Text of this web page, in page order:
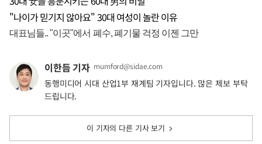
"나이가 믿기지 않아요" 30대 여성이 놀란 이유
이한듬 기자 mumford@sidae.com
동행미디어 시대 산업1부 재계팀 기자입니다. 많은 제보 부탁
드립니다.
이 기자의 다른 기사 보기